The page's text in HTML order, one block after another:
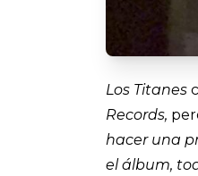
Los Titanes
Records,
hacer una
el álbum,